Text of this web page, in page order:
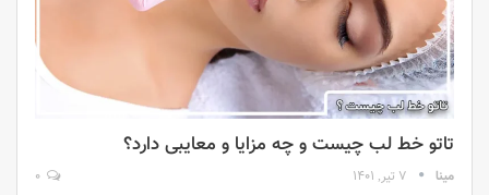
تاتو خط لب چیست و چه مزایا و معایبی دارد؟
مینا 7 تیر, 1401